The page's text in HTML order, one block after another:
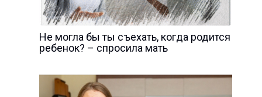
Не могла бы ты съехать, когда родится
ребенок? – спросила мать